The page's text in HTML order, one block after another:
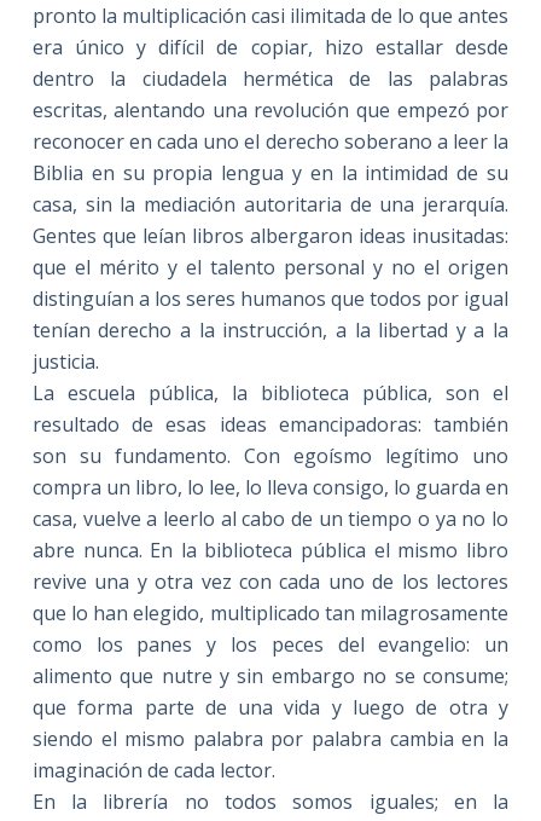
pronto la multiplicación casi ilimitada de lo que antes
era único y difícil de copiar, hizo estallar desde
dentro la ciudadela hermética de las palabras
escritas, alentando una revolución que empezó por
reconocer en cada uno el derecho soberano a leer la
Biblia en su propia lengua y en la intimidad de su
casa, sin la mediación autoritaria de una jerarquía.
Gentes que leían libros albergaron ideas inusitadas:
que el mérito y el talento personal y no el origen
distinguían a los seres humanos que todos por igual
tenían derecho a la instrucción, a la libertad y a la
justicia.
La escuela pública, la biblioteca pública, son el
resultado de esas ideas emancipadoras: también
son su fundamento. Con egoísmo legítimo uno
compra un libro, lo lee, lo lleva consigo, lo guarda en
casa, vuelve a leerlo al cabo de un tiempo o ya no lo
abre nunca. En la biblioteca pública el mismo libro
revive una y otra vez con cada uno de los lectores
que lo han elegido, multiplicado tan milagrosamente
como los panes y los peces del evangelio: un
alimento que nutre y sin embargo no se consume;
que forma parte de una vida y luego de otra y
siendo el mismo palabra por palabra cambia en la
imaginación de cada lector.
En la librería no todos somos iguales; en la